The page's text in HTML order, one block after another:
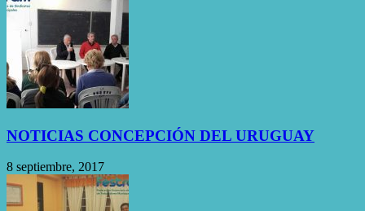
NOTICIAS CONCEPCIÓN DEL URUGUAY
8 septiembre, 2017